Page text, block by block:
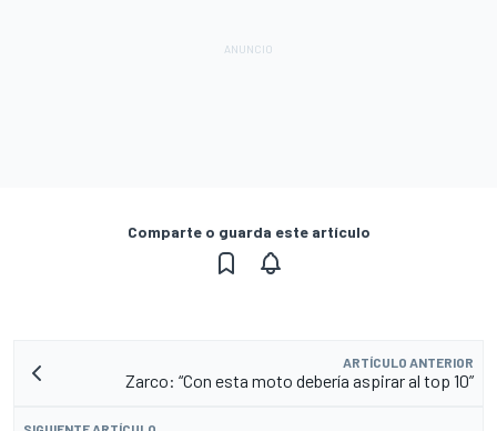
Comparte o guarda este artículo
ARTÍCULO ANTERIOR
Zarco: “Con esta moto debería aspirar al top 10”